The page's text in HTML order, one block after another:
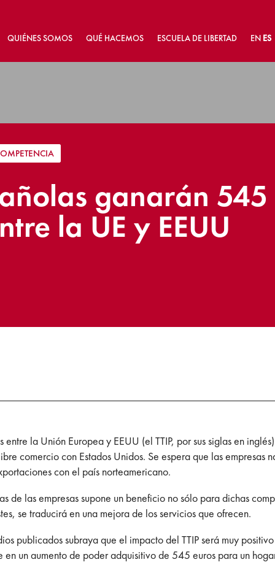
QUIÉNES SOMOS QUÉ HACEMOS ESCUELA DE LIBERTAD EN ES
ganarán
la UE y EEUU
la Unión Europea y EEUU (el TTIP, por sus siglas en
comercio con Estados Unidos. Se espera que las
con el país norteamericano.
de las empresas supone un beneficio no sólo para dichas
se traducirá en una mejora de los servicios que ofrecen.
publicados subraya que el impacto del TTIP será muy
un aumento de poder adquisitivo de 545 euros para un